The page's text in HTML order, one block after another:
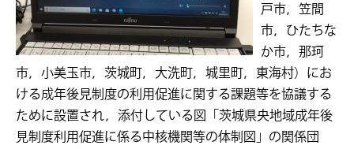
戸市，笠間
市，ひたちな
か市，那珂
市，小美玉市，茨城町，大洗町，城里町，東海村）にお
ける成年後見制度の利用促進に関する課題等を協議する
ために設置され，添付している図「茨城県央地域成年後
見制度利用促進に係る中核機関等の体制図」の関係団